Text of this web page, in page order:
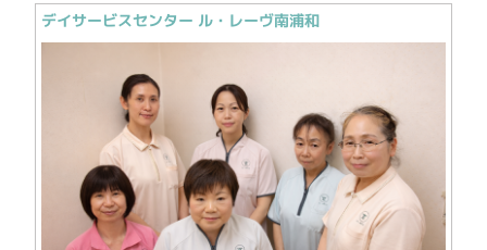
デイサービスセンター ル・レーヴ南浦和